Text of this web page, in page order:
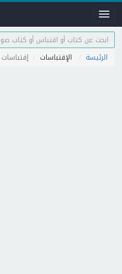
Toggle
navigation
الرئيسة الإقتباسات